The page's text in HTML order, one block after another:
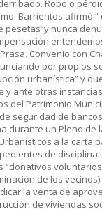
Robo o
Barrientos afirmó
pesetas”y nunca
Convenio con
por propios
urbanística” y
y ante otras
del Patrimonio
seguridad de
durante un Pleno de
a la carta
de disciplina
de los
la venta de
de viviendas